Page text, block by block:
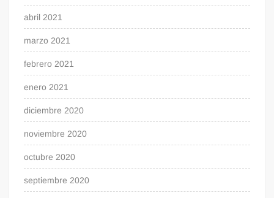
abril 2021
marzo 2021
febrero 2021
enero 2021
diciembre 2020
noviembre 2020
octubre 2020
septiembre 2020